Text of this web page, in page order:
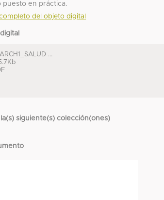
puesto en práctica.
del objeto digital
...
siguiente(s) colección(ones)